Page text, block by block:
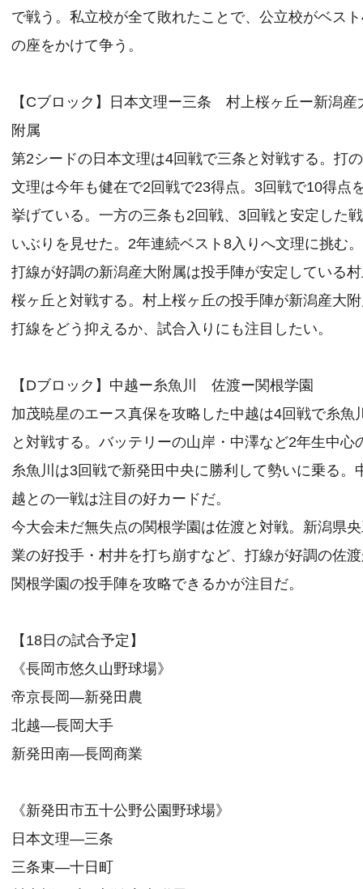
で戦う。私立校が全て敗れたことで、公立校がベス
の座をかけて争う。
【Cブロック】日本文理ー三条 村上桜ヶ丘ー新潟産
附属
第2シードの日本文理は4回戦で三条と対戦する。打の
文理は今年も健在で2回戦で23得点。3回戦で10得点
挙げている。一方の三条も2回戦、3回戦と安定した戦
いぶりを見せた。2年連続ベスト8入りへ文理に挑む。
打線が好調の新潟産大附属は投手陣が安定している
桜ヶ丘と対戦する。村上桜ヶ丘の投手陣が新潟産大
打線をどう抑えるか、試合入りにも注目したい。
【Dブロック】中越ー糸魚川 佐渡ー関根学園
加茂暁星のエース真保を攻略した中越は4回戦で糸魚
と対戦する。バッテリーの山岸・中澤など2年生中心
糸魚川は3回戦で新発田中央に勝利して勢いに乗る。
越との一戦は注目の好カードだ。
今大会未だ無失点の関根学園は佐渡と対戦。新潟県
業の好投手・村井を打ち崩すなど、打線が好調の佐
関根学園の投手陣を攻略できるかが注目だ。
【18日の試合予定】
《長岡市悠久山野球場》
帝京長岡―新発田農
北越―長岡大手
新発田南―長岡商業
《新発田市五十公野公園野球場》
日本文理―三条
三条東―十日町